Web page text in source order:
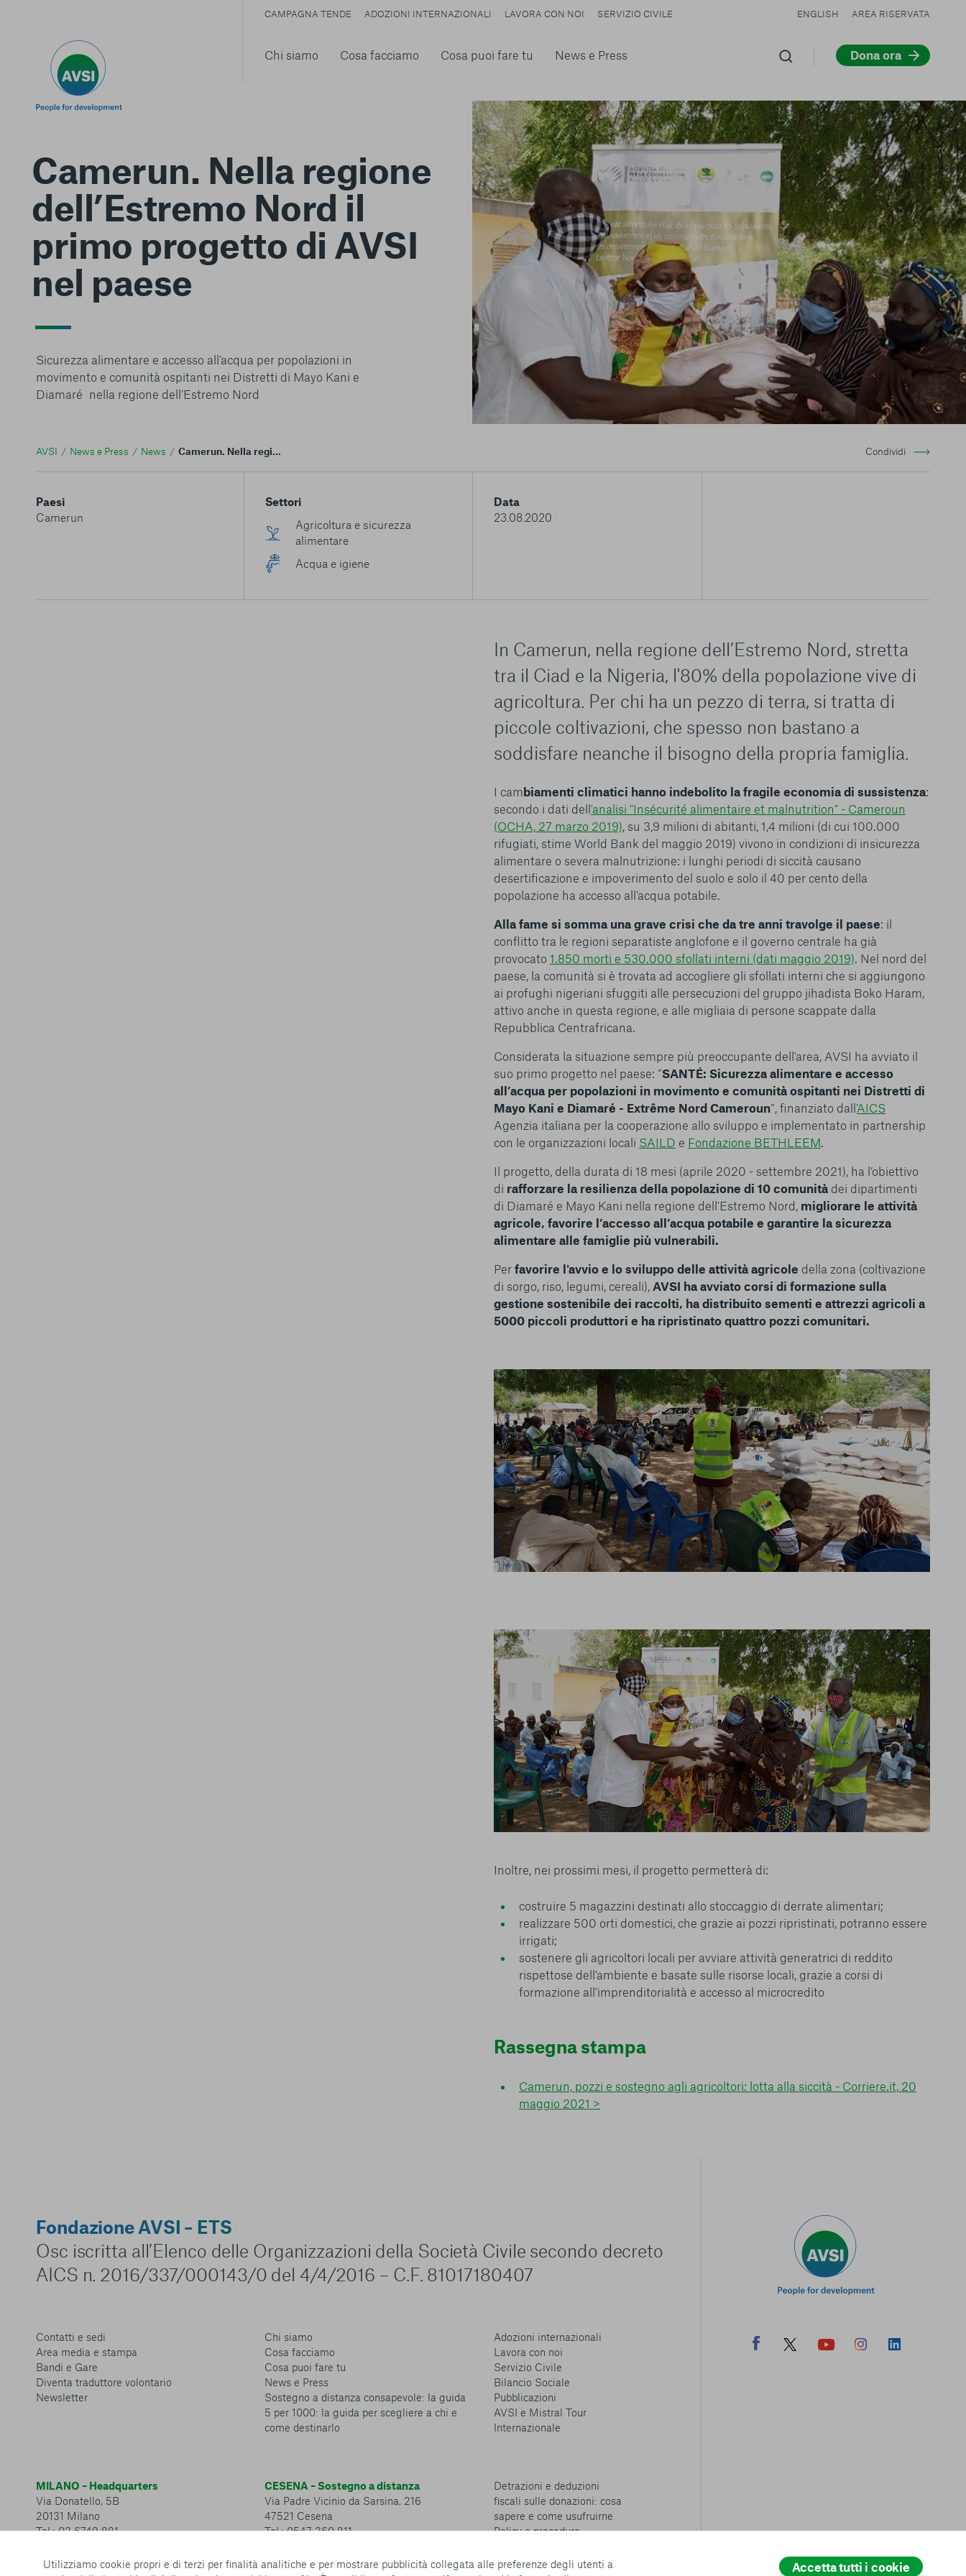
Utilizziamo cookie propri e di terzi per finalità analitiche e per mostrare pubblicità collegata alle preferenze degli utenti a
Accetta tutti i cookie
Centro preferenze sulla privacy
I cookie e altre tecnologie simili sono una parte fondamentale del funzionamento
della nostra Piattaforma. L’obiettivo principale dei cookie è rendere l’esperienza di
navigazione più comoda ed efficiente, nonché consentirci di migliorare i nostri
servizi e la Piattaforma stessa. Inoltre, i cookie vengono utilizzati per mostrare
pubblicità che risulti interessante per l’utente quando visita i siti Web e le app di
terzi. Qui sono disponibili tutte le informazioni sui cookie che utilizziamo e sarà
possibile attivarli e/o disattivarli secondo le proprie preferenze, salvo i Cookie
strettamente necessari per il funzionamento della Piattaforma. È importante tenere
selezione relativa ai cookie effettuata verrà salvata. Se non è stata selezionata
alcuna opzione, premere questo pulsante equivarrà a rifiutare tutti i cookie. Per
ulteriori informazioni, è possibile consultare la nostra
Ulteriori informazioni
Consenti tutti
Chi siamo Cosa facciamo Cosa puoi fare tu News e Press Dona ora
CAMPAGNA TENDE ADOZIONI INTERNAZIONALI LAVORA CON NOI SERVIZIO CIVILE ENGLISH AREA RISERVATA
Camerun. Nella regione
dell’Estremo Nord il
primo progetto di AVSI
nel paese
Sicurezza alimentare e accesso all’acqua per popolazioni in
movimento e comunità ospitanti nei Distretti di Mayo Kani e
Diamaré nella regione dell’Estremo Nord
AVSI News e Press News Camerun. Nella regione dell'Estremo Nord il primo progetto di AVSI nel paese Condividi
Paesi
Camerun
Settori
Agricoltura e sicurezza
alimentare
Acqua e igiene
Data
23.08.2020
In Camerun, nella regione dell’Estremo Nord, stretta
tra il Ciad e la Nigeria, l'80% della popolazione vive di
agricoltura. Per chi ha un pezzo di terra, si tratta di
piccole coltivazioni, che spesso non bastano a
soddisfare neanche il bisogno della propria famiglia.
I cambiamenti climatici hanno indebolito la fragile economia di sussistenza:
secondo i dati dell'analisi "Insécurité alimentaire et malnutrition" - Cameroun
(OCHA, 27 marzo 2019), su 3,9 milioni di abitanti, 1,4 milioni (di cui 100.000
rifugiati, stime World Bank del maggio 2019) vivono in condizioni di insicurezza
alimentare o severa malnutrizione: i lunghi periodi di siccità causano
desertificazione e impoverimento del suolo e solo il 40 per cento della
popolazione ha accesso all’acqua potabile.
Alla fame si somma una grave crisi che da tre anni travolge il paese: il
conflitto tra le regioni separatiste anglofone e il governo centrale ha già
provocato 1.850 morti e 530.000 sfollati interni (dati maggio 2019). Nel nord del
paese, la comunità si è trovata ad accogliere gli sfollati interni che si aggiungono
ai profughi nigeriani sfuggiti alle persecuzioni del gruppo jihadista Boko Haram,
attivo anche in questa regione, e alle migliaia di persone scappate dalla
Repubblica Centrafricana.
Considerata la situazione sempre più preoccupante dell'area, AVSI ha avviato il
suo primo progetto nel paese: ”SANTÉ: Sicurezza alimentare e accesso
all’acqua per popolazioni in movimento e comunità ospitanti nei Distretti di
Mayo Kani e Diamaré - Extrême Nord Cameroun”, finanziato dall’AICS
Agenzia italiana per la cooperazione allo sviluppo e implementato in partnership
con le organizzazioni locali SAILD e Fondazione BETHLEEM.
Il progetto, della durata di 18 mesi (aprile 2020 - settembre 2021), ha l’obiettivo
di rafforzare la resilienza della popolazione di 10 comunitàdei dipartimenti
di Diamaré e Mayo Kani nella regione dell'Estremo Nord, migliorare le attività
agricole, favorire l’accesso all’acqua potabile e garantire la sicurezza
alimentare alle famiglie più vulnerabili.
Per favorire l'avvio e lo sviluppo delle attività agricole della zona (coltivazione
di sorgo, riso, legumi, cereali), AVSI ha avviato corsi di formazione sulla
gestione sostenibile dei raccolti, ha distribuito sementi e attrezzi agricoli a
5000 piccoli produttori e ha ripristinato quattro pozzi comunitari.
Inoltre, nei prossimi mesi, il progetto permetterà di:
costruire 5 magazzini destinati allo stoccaggio di derrate alimentari;
realizzare 500 orti domestici, che grazie ai pozzi ripristinati, potranno essere
irrigati;
sostenere gli agricoltori locali per avviare attività generatrici di reddito
rispettose dell'ambiente e basate sulle risorse locali, grazie a corsi di
formazione all'imprenditorialità e accesso al microcredito
Rassegna stampa
Camerun, pozzi e sostegno agli agricoltori: lotta alla siccità - Corriere.it, 20
maggio 2021 >
Fondazione AVSI – ETS
Osc iscritta all’Elenco delle Organizzazioni della Società Civile secondo decreto
AICS n. 2016/337/000143/0 del 4/4/2016 – C.F. 81017180407
Contatti e sedi
Area media e stampa
Bandi e Gare
Diventa traduttore volontario
Newsletter
Chi siamo
Cosa facciamo
Cosa puoi fare tu
News e Press
Sostegno a distanza consapevole: la guida
5 per 1000: la guida per scegliere a chi e
come destinarlo
Adozioni internazionali
Lavora con noi
Servizio Civile
Bilancio Sociale
Pubblicazioni
AVSI e Mistral Tour
Internazionale
MILANO – Headquarters
Via Donatello, 5B
20131 Milano
Tel.: 02 6749 881
CESENA – Sostegno a distanza
Via Padre Vicinio da Sarsina, 216
47521 Cesena
Tel.: 0547 360 811
Detrazioni e deduzioni
fiscali sulle donazioni: cosa
sapere e come usufruirne
Policy e procedure
Privacy policy